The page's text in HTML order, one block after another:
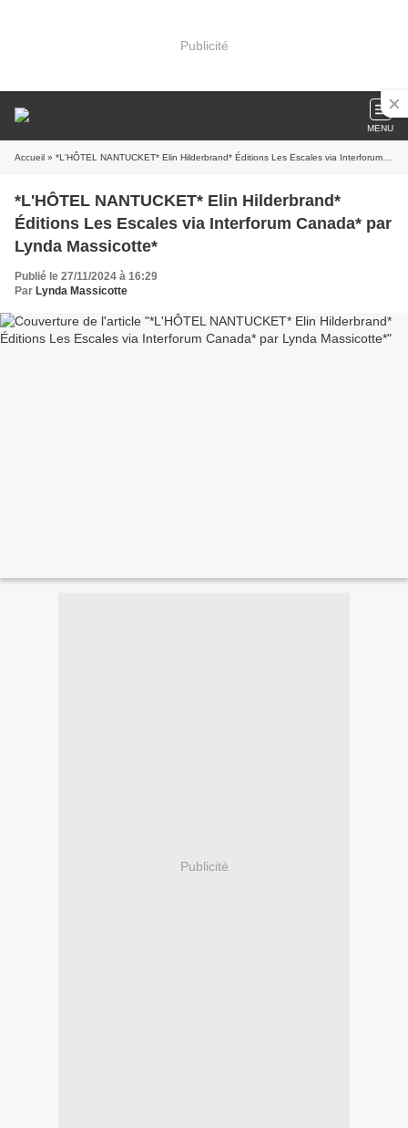
Publicité
MENU
Accueil » *L'HÔTEL NANTUCKET* Elin Hilderbrand* Éditions Les Escales via Interforum Canada* par Lynda Massicotte*
*L'HÔTEL NANTUCKET* Elin Hilderbrand*
Éditions Les Escales via Interforum Canada* par
Lynda Massicotte*
Publié le 27/11/2024 à 16:29
Par Lynda Massicotte
Publicité